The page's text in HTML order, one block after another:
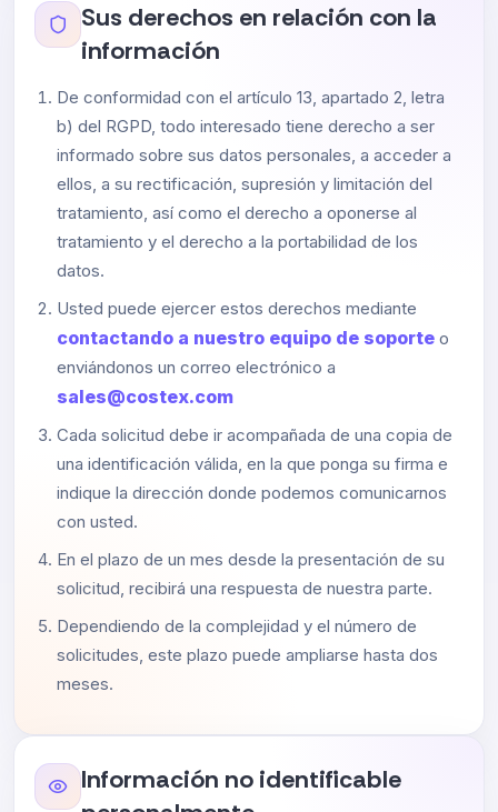
Sus derechos en relación con la
información
De conformidad con el artículo 13, apartado 2, letra
b) del RGPD, todo interesado tiene derecho a ser
informado sobre sus datos personales, a acceder a
ellos, a su rectificación, supresión y limitación del
tratamiento, así como el derecho a oponerse al
tratamiento y el derecho a la portabilidad de los
datos.
Usted puede ejercer estos derechos mediante
contactando a nuestro equipo de soporte o
enviándonos un correo electrónico a
sales@costex.com
Cada solicitud debe ir acompañada de una copia de
una identificación válida, en la que ponga su firma e
indique la dirección donde podemos comunicarnos
con usted.
En el plazo de un mes desde la presentación de su
solicitud, recibirá una respuesta de nuestra parte.
Dependiendo de la complejidad y el número de
solicitudes, este plazo puede ampliarse hasta dos
meses.
Información no identificable